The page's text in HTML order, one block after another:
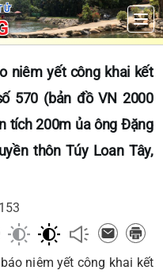
niêm yết công khai kết
570 (bản đồ VN 2000
tích 200m ủa ông Đặng
thôn Túy Loan Tây,
niêm yết công khai kết